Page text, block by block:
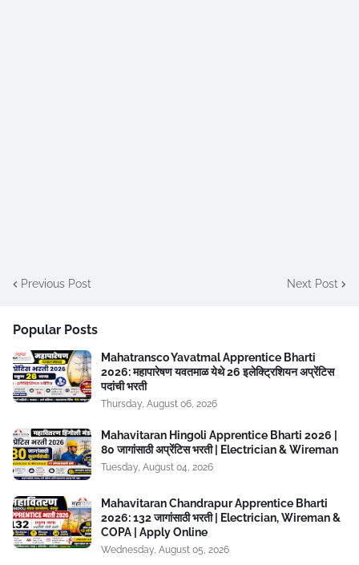
Previous Post Next Post
Popular Posts
Mahatransco Yavatmal Apprentice Bharti
2026: महापारेषण यवतमाळ येथे 26 इलेक्ट्रिशियन अप्रेंटिस
पदांची भरती
Thursday, August 06, 2026
Mahavitaran Hingoli Apprentice Bharti 2026 |
80 जागांसाठी अप्रेंटिस भरती | Electrician & Wireman
Tuesday, August 04, 2026
Mahavitaran Chandrapur Apprentice Bharti
2026: 132 जागांसाठी भरती | Electrician, Wireman &
COPA | Apply Online
Wednesday, August 05, 2026